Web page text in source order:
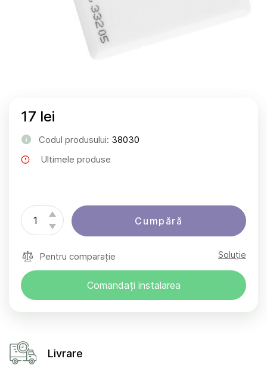
17 lei
Codul produsului: 38030
Ultimele produse
Cumpără
Pentru comparație Soluție
Comandați instalarea
Livrare